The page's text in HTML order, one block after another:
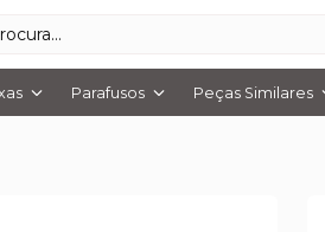
Parafusos Peças Similares